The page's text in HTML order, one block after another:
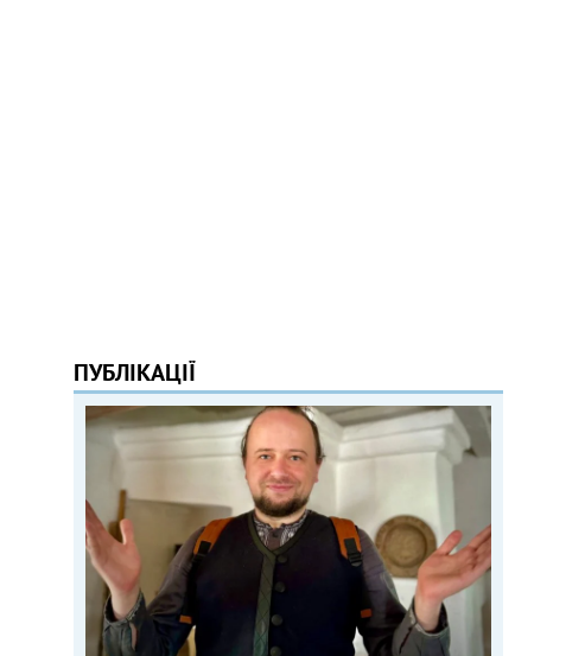
ПУБЛІКАЦІЇ